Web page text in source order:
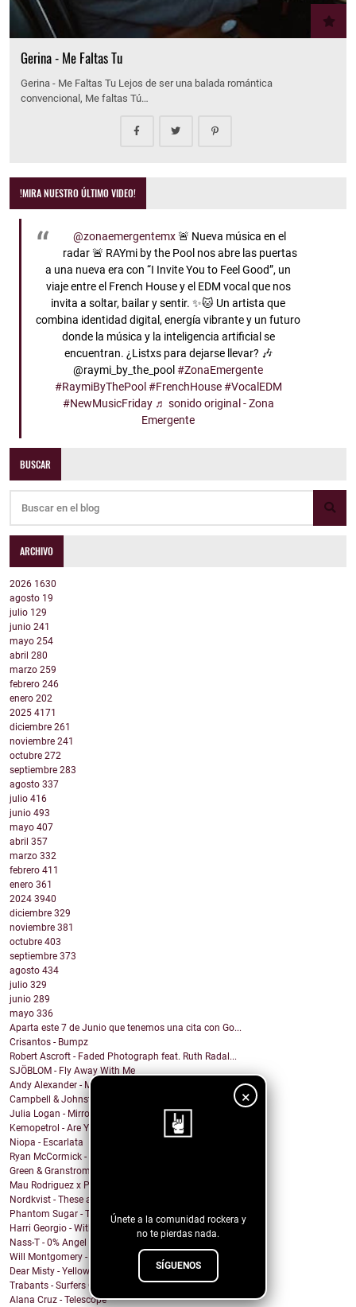
×
Únete a la comunidad rockera y
no te pierdas nada.
SÍGUENOS
Gerina - Me Faltas Tu
Gerina - Me Faltas Tu Lejos de ser una balada romántica
convencional, Me faltas Tú…
!MIRA NUESTRO ÚLTIMO VIDEO!
@zonaemergentemx🚨 Nueva música en el
radar 🚨 RAYmi by the Pool nos abre las puertas
a una nueva era con “I Invite You to Feel Good”, un
viaje entre el French House y el EDM vocal que nos
invita a soltar, bailar y sentir. ✨🐱 Un artista que
combina identidad digital, energía vibrante y un futuro
donde la música y la inteligencia artificial se
encuentran. ¿Listxs para dejarse llevar? 🎶
@raymi_by_the_pool#ZonaEmergente
#RaymiByThePool #FrenchHouse #VocalEDM
#NewMusicFriday ♬ sonido original - Zona
Emergente
BUSCAR
ARCHIVO
2026 1630
agosto 19
julio 129
junio 241
mayo 254
abril 280
marzo 259
febrero 246
enero 202
2025 4171
diciembre 261
noviembre 241
octubre 272
septiembre 283
agosto 337
julio 416
junio 493
mayo 407
abril 357
marzo 332
febrero 411
enero 361
2024 3940
diciembre 329
noviembre 381
octubre 403
septiembre 373
agosto 434
julio 329
junio 289
mayo 336
Aparta este 7 de Junio que tenemos una cita con Go...
Crisantos - Bumpz
Robert Ascroft - Faded Photograph feat. Ruth Radal...
SJÖBLOM - Fly Away With Me
Andy Alexander - Mr. Cool
Campbell & Johnston - Don’t Get Down (On a Good Th...
Julia Logan - Mirrors
Kemopetrol - Are You Coming Home?
Niopa - Escarlata
Ryan McCormick - Sonic Boom
Green & Granstrom - Only Summer
Mau Rodriguez x Perfecto Mando x Grupo la Union - ...
Nordkvist - These are the days
Phantom Sugar - Too Psycho
Harri Georgio - With the Lights On
Nass-T - 0% Angel
Will Montgomery - Last Man Standing
Dear Misty - Yellow Cadillac
Trabants - Surfers On Acid
Alana Cruz - Telescope